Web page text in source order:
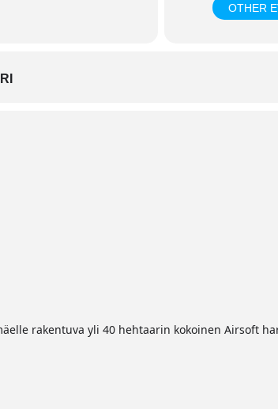
OTHER
rakentuva yli 40 hehtaarin kokoinen Airsoft